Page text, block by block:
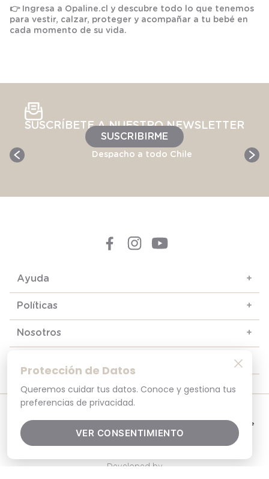
Protección de Datos
Queremos cuidar tus datos. Conoce y gestiona tus
preferencias de privacidad.
VER CONSENTIMIENTO
👉 Ingresa a Opaline.cl y descubre todo lo que tenemos
para vestir, calzar, proteger y acompañar a tu bebé en
cada momento de su vida.
SUSCRÍBETE A NUESTRO NEWSLETTER
SUSCRIBIRME
Despacho a todo Chile
Ayuda +
Políticas +
Nosotros +
© 2025. Todos los derechos reservados
visitas sea la versión oficial. La dirección opaline.cl es la única del sitio oficial de
Opaline.Seguridad y Privacidad Garantizada SSL Secure GlobalSign. Comprar en
opaline.cl es 100% seguro.